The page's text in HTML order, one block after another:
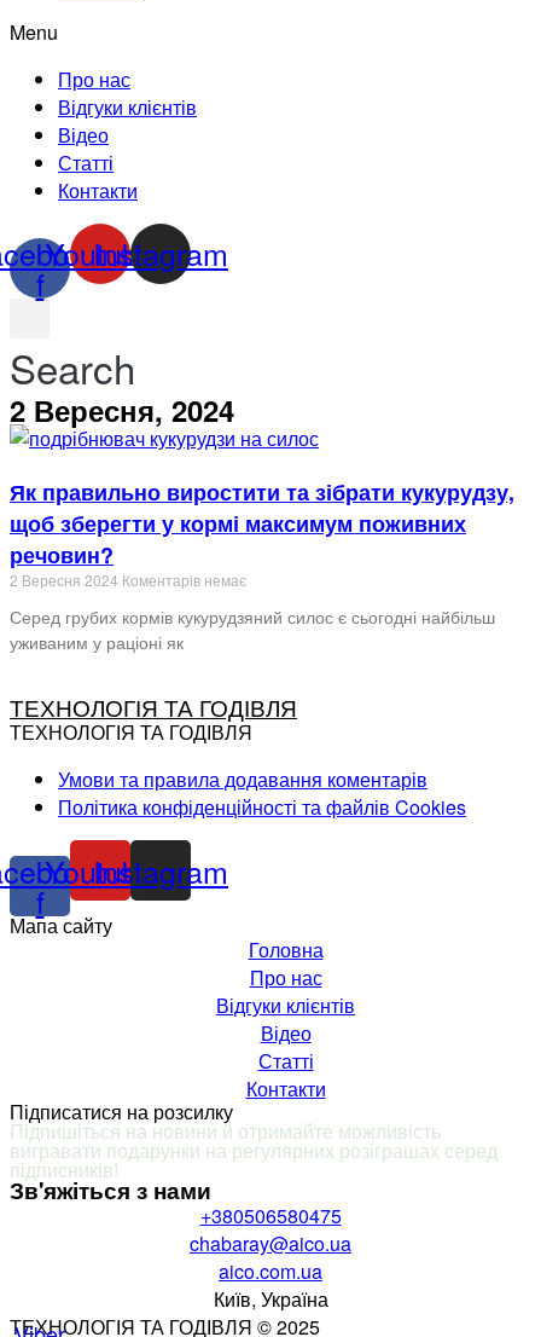
Menu
Про нас
Відгуки клієнтів
Відео
Статті
Контакти
f
Youtube
Instagram
Search
2 Вересня, 2024
Як правильно виростити та зібрати кукурудзу,
щоб зберегти у кормі максимум поживних
речовин?
2 Вересня 2024 Коментарів немає
Серед грубих кормів кукурудзяний силос є сьогодні найбільш
уживаним у раціоні як
ТЕХНОЛОГІЯ ТА ГОДІВЛЯ
ТЕХНОЛОГІЯ ТА ГОДІВЛЯ
Умови та правила додавання коментарів
Політика конфіденційності та файлів Cookies
f
Youtube
Instagram
Мапа сайту
Головна
Про нас
Відгуки клієнтів
Відео
Статті
Контакти
Підписатися на розсилку
Підпишіться на новини й отримайте можливість
вигравати подарунки на регулярних розіграшах серед
підписників!
Зв'яжіться з нами
+380506580475
chabaray@aico.ua
aico.com.ua
Київ, Україна
ТЕХНОЛОГІЯ ТА ГОДІВЛЯ © 2025